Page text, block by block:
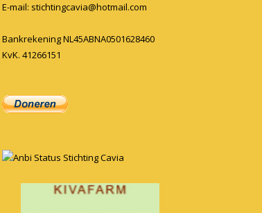
E-mail: stichtingcavia@hotmail.com
Bankrekening NL45ABNA0501628460
KvK. 41266151
Anbi Status Stichting Cavia